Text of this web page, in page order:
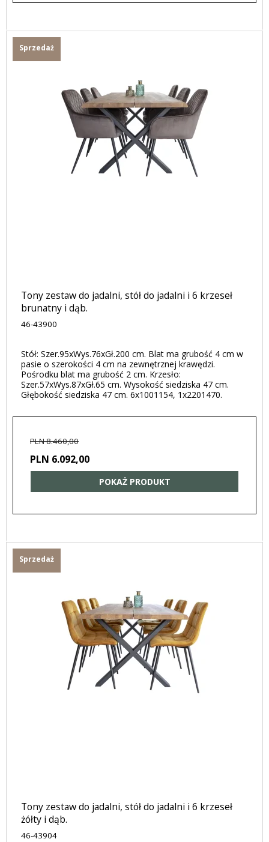
Sprzedaż
Tony zestaw do jadalni, stół do jadalni i 6 krzeseł
brunatny i dąb.
46-43900
Stół: Szer.95xWys.76xGł.200 cm. Blat ma grubość 4 cm w
pasie o szerokości 4 cm na zewnętrznej krawędzi.
Pośrodku blat ma grubość 2 cm. Krzesło:
Szer.57xWys.87xGł.65 cm. Wysokość siedziska 47 cm.
Głębokość siedziska 47 cm. 6x1001154, 1x2201470.
PLN 8.460,00
PLN 6.092,00
POKAŻ PRODUKT
Sprzedaż
Tony zestaw do jadalni, stół do jadalni i 6 krzeseł
żółty i dąb.
46-43904